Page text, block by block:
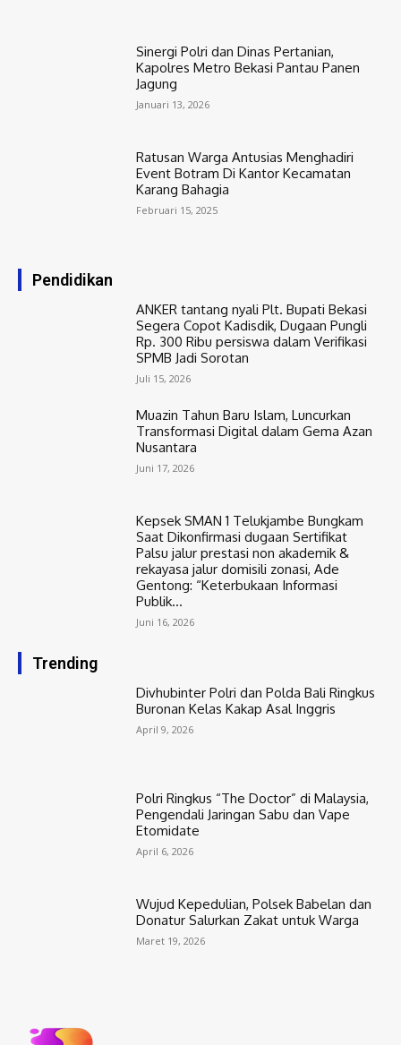
Sinergi Polri dan Dinas Pertanian,
Kapolres Metro Bekasi Pantau Panen
Jagung
Januari 13, 2026
Ratusan Warga Antusias Menghadiri
Event Botram Di Kantor Kecamatan
Karang Bahagia
Februari 15, 2025
Pendidikan
ANKER tantang nyali Plt. Bupati Bekasi
Segera Copot Kadisdik, Dugaan Pungli
Rp. 300 Ribu persiswa dalam Verifikasi
SPMB Jadi Sorotan
Juli 15, 2026
Muazin Tahun Baru Islam, Luncurkan
Transformasi Digital dalam Gema Azan
Nusantara
Juni 17, 2026
Kepsek SMAN 1 Telukjambe Bungkam
Saat Dikonfirmasi dugaan Sertifikat
Palsu jalur prestasi non akademik &
rekayasa jalur domisili zonasi, Ade
Gentong: “Keterbukaan Informasi
Publik...
Juni 16, 2026
Trending
Divhubinter Polri dan Polda Bali Ringkus
Buronan Kelas Kakap Asal Inggris
April 9, 2026
Polri Ringkus “The Doctor” di Malaysia,
Pengendali Jaringan Sabu dan Vape
Etomidate
April 6, 2026
Wujud Kepedulian, Polsek Babelan dan
Donatur Salurkan Zakat untuk Warga
Maret 19, 2026